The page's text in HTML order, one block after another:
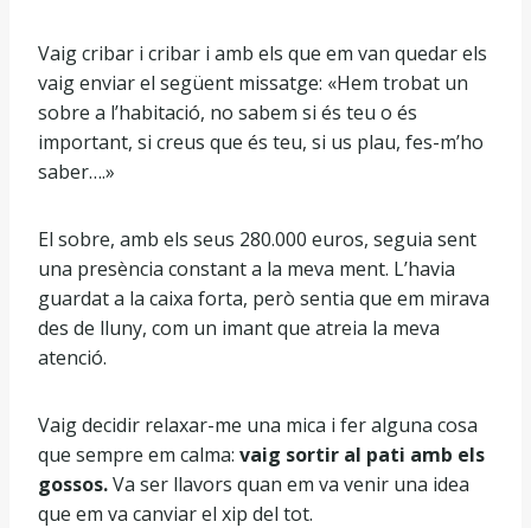
Vaig cribar i cribar i amb els que em van quedar els
vaig enviar el següent missatge: «Hem trobat un
sobre a l’habitació, no sabem si és teu o és
important, si creus que és teu, si us plau, fes-m’ho
saber….»
El sobre, amb els seus 280.000 euros, seguia sent
una presència constant a la meva ment. L’havia
guardat a la caixa forta, però sentia que em mirava
des de lluny, com un imant que atreia la meva
atenció.
Vaig decidir relaxar-me una mica i fer alguna cosa
que sempre em calma: vaig sortir al pati amb els
gossos.Va ser llavors quan em va venir una idea
que em va canviar el xip del tot.